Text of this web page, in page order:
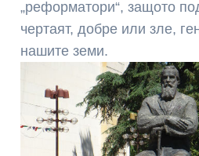
„реформатори“, защото
чертаят, добре или зле,
нашите земи.